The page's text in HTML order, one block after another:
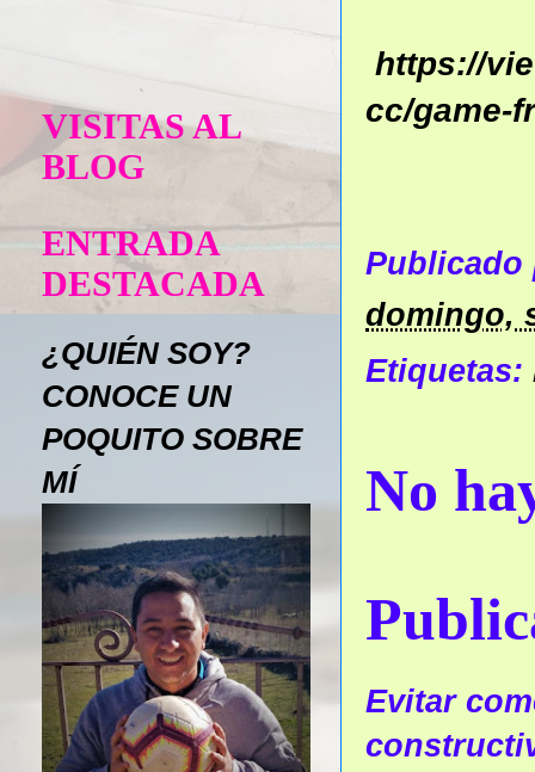
https://
cc/game-
domingo,
Etiquetas:
No
Evitar
VISITAS AL
BLOG
ENTRADA
DESTACADA
¿QUIÉN SOY?
CONOCE UN
POQUITO SOBRE
MÍ